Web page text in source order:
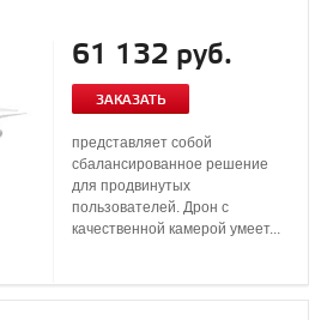
61 132 руб.
ЗАКАЗАТЬ
представляет собой
сбалансированное решение
для продвинутых
пользователей. Дрон с
качественной камерой умеет...